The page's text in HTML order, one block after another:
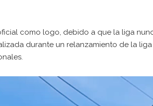
como logo, debido a que la liga
durante un relanzamiento de la